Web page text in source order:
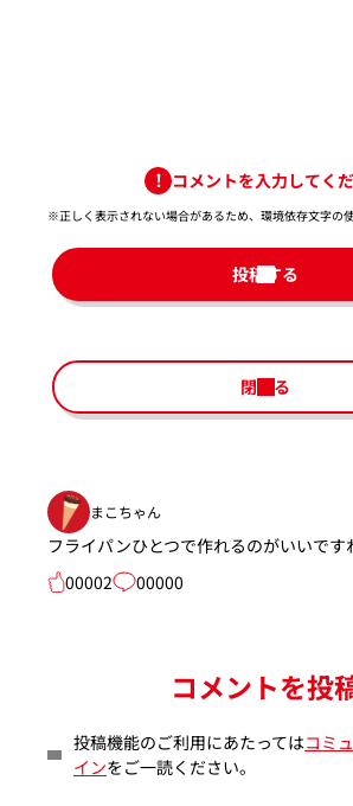
コメントを入力してく
※正しく表示されない場合があるため、環境依存文字の
投稿する
閉じる
まこちゃん
フライパンひとつで作れるのがいいです
00002
00000
コメントを投
投稿機能のご利用にあたってはコミ
インをご一読ください。